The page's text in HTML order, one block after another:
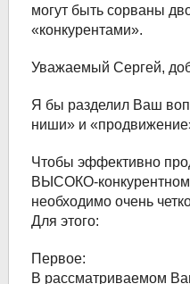
могут быть сорваны
«конкурентами».
Уважаемый Сергей,
Я бы разделил Ваш
ниши» и
Чтобы эффективно
ВЫСОКО-
необходимо очень
Для этого:
Первое:
В рассматриваемом